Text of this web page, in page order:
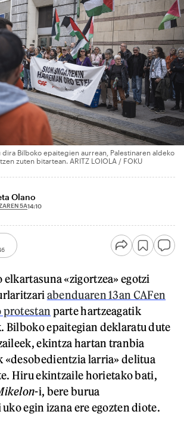
dira Bilboko epaitegien aurrean, Palestinaren aldeko
zuten bitartean. ARITZ LOIOLA / FOKU
Olano
5A14:10
«zigortzea» egotzi
abenduaren 13an CAFen
protestan parte hartzeagatik
Bilboko epaitegian deklaratu dute
ekintza hartan tranbia
«desobedientzia larria» delitua
Hiru ekintzaile horietako bati,
-i, bere burua
egin izana ere egozten diote.